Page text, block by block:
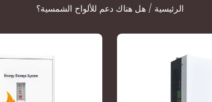
الرئيسية /هل هناك دعم للألواح الشمسية؟